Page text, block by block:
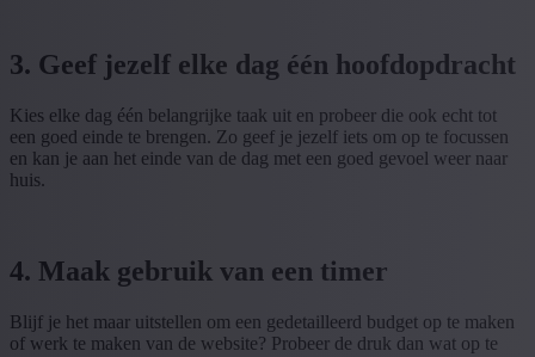
3. Geef jezelf elke dag één hoofdopdracht
Kies elke dag één belangrijke taak uit en probeer die ook echt tot
een goed einde te brengen. Zo geef je jezelf iets om op te focussen
en kan je aan het einde van de dag met een goed gevoel weer naar
huis.
4. Maak gebruik van een timer
Blijf je het maar uitstellen om een gedetailleerd budget op te maken
of werk te maken van de website? Probeer de druk dan wat op te